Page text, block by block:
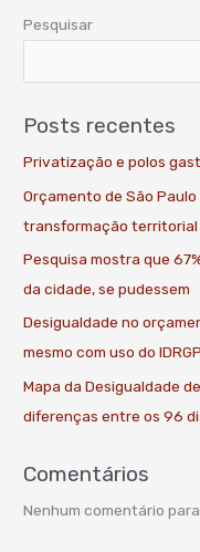
Pesquisar
Posts recentes
Privatização e polos
Orçamento de São
transformação territorial
Pesquisa mostra que
da cidade, se pudessem
Desigualdade no
mesmo com uso do IDRGP
Mapa da Desigualdade
diferenças entre os 96
Comentários
Nenhum comentário